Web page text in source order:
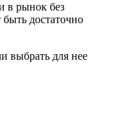
в рынок без
достаточно
выбрать для нее